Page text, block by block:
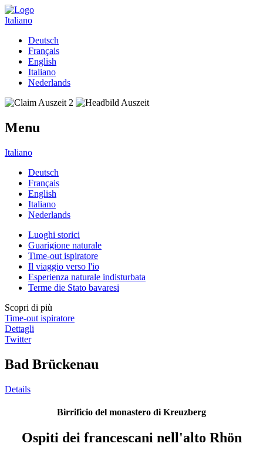
Italiano
Deutsch
Français
English
Italiano
Nederlands
Menu
Italiano
Deutsch
Français
English
Italiano
Nederlands
Luoghi storici
Guarigione naturale
Time-out ispiratore
Il viaggio verso l'io
Esperienza naturale indisturbata
Terme die Stato bavaresi
Scopri di più
Time-out ispiratore
Dettagli
Twitter
Bad Brückenau
Details
Birrificio del monastero di Kreuzberg
Ospiti dei francescani nell'alto Rhön